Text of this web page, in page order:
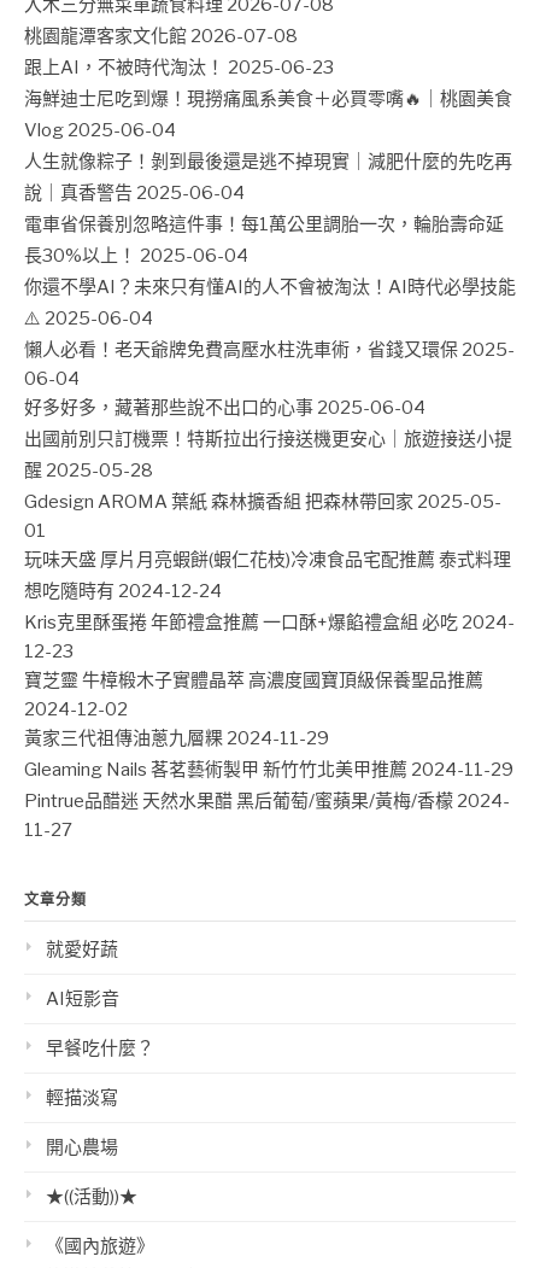
入木三分無菜單蔬食料理 2026-07-08
桃園龍潭客家文化館 2026-07-08
跟上AI，不被時代淘汰！ 2025-06-23
海鮮迪士尼吃到爆！現撈痛風系美食＋必買零嘴🔥｜桃園美食
Vlog 2025-06-04
人生就像粽子！剝到最後還是逃不掉現實｜減肥什麼的先吃再
說｜真香警告 2025-06-04
電車省保養別忽略這件事！每1萬公里調胎一次，輪胎壽命延
長30%以上！ 2025-06-04
你還不學AI？未來只有懂AI的人不會被淘汰！AI時代必學技能
⚠️ 2025-06-04
懶人必看！老天爺牌免費高壓水柱洗車術，省錢又環保 2025-
06-04
好多好多，藏著那些說不出口的心事 2025-06-04
出國前別只訂機票！特斯拉出行接送機更安心｜旅遊接送小提
醒 2025-05-28
Gdesign AROMA 葉紙 森林擴香組 把森林帶回家 2025-05-
01
玩味天盛 厚片月亮蝦餅(蝦仁花枝)冷凍食品宅配推薦 泰式料理
想吃隨時有 2024-12-24
Kris克里酥蛋捲 年節禮盒推薦 一口酥+爆餡禮盒組 必吃 2024-
12-23
寶芝靈 牛樟椴木子實體晶萃 高濃度國寶頂級保養聖品推薦
2024-12-02
黃家三代祖傳油蔥九層粿 2024-11-29
Gleaming Nails 茖茗藝術製甲 新竹竹北美甲推薦 2024-11-29
Pintrue品醋迷 天然水果醋 黑后葡萄/蜜蘋果/黃梅/香檬 2024-
11-27
文章分類
就愛好蔬
AI短影音
早餐吃什麼？
輕描淡寫
開心農場
★((活動))★
《國內旅遊》